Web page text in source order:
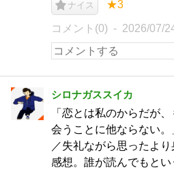
ナイス ★3
コメント(0) 2026/07/
シロナガススイカ
「恋とは私のからだが
会うことに他ならない。
／失礼ながら思ったよ
感想。誰が読んでもと